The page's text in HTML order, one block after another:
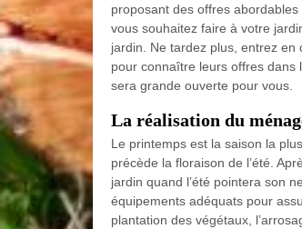
proposant des offres
vous souhaitez faire à votre
jardin. Ne tardez plus, entrez en
pour connaître leurs offres dans
sera grande ouverte pour vous.
La réalisation du
Le printemps est la saison la
précède la floraison de l’été.
jardin quand l’été pointera son
équipements adéquats pour
plantation des végétaux,